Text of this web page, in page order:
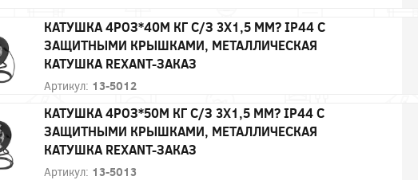
КАТУШКА 4РОЗ*40М КГ С/З 3Х1,5 ММ? IP44 C
ЗАЩИТНЫМИ КРЫШКАМИ, МЕТАЛЛИЧЕСКАЯ
КАТУШКА REXANT-ЗАКАЗ
Артикул: 13-5012
КАТУШКА 4РОЗ*50М КГ С/З 3Х1,5 ММ? IP44 C
ЗАЩИТНЫМИ КРЫШКАМИ, МЕТАЛЛИЧЕСКАЯ
КАТУШКА REXANT-ЗАКАЗ
Артикул: 13-5013